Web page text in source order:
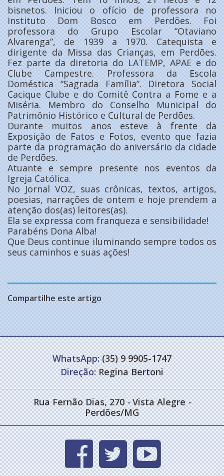
bisnetos. Iniciou o ofício de professora no
Instituto Dom Bosco em Perdões. Foi
professora do Grupo Escolar “Otaviano
Alvarenga”, de 1939 a 1970. Catequista e
dirigente da Missa das Crianças, em Perdões.
Fez parte da diretoria do LATEMP, APAE e do
Clube Campestre. Professora da Escola
Doméstica “Sagrada Família”. Diretora Social
Cacique Clube e do Comitê Contra a Fome e a
Miséria. Membro do Conselho Municipal do
Patrimônio Histórico e Cultural de Perdões.
Durante muitos anos esteve à frente da
Exposição de Fatos e Fotos, evento que fazia
parte da programação do aniversário da cidade
de Perdões.
Atuante e sempre presente nos eventos da
Igreja Católica.
No Jornal VOZ, suas crônicas, textos, artigos,
poesias, narrações de ontem e hoje prendem a
atenção dos(as) leitores(as).
Ela se expressa com franqueza e sensibilidade!
Parabéns Dona Alba!
Que Deus continue iluminando sempre todos os
seus caminhos e suas ações!
Compartilhe este artigo
WhatsApp:(35) 9 9905-1747
Direção:Regina Bertoni
Rua Fernão Dias, 270- Vista Alegre-
Perdões/MG